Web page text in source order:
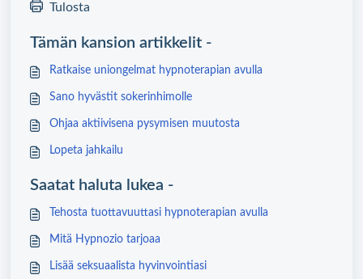
Tulosta
Tämän kansion artikkelit -
Ratkaise uniongelmat hypnoterapian avulla
Sano hyvästit sokerinhimolle
Ohjaa aktiivisena pysymisen muutosta
Lopeta jahkailu
Saatat haluta lukea -
Tehosta tuottavuuttasi hypnoterapian avulla
Mitä Hypnozio tarjoaa
Lisää seksuaalista hyvinvointiasi